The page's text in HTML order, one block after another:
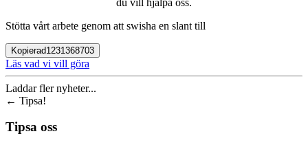
Stötta vårt arbete genom att swisha en slant till
Kopierad1231368703
Läs vad vi vill göra
Laddar fler nyheter...
← Tipsa!
Tipsa oss